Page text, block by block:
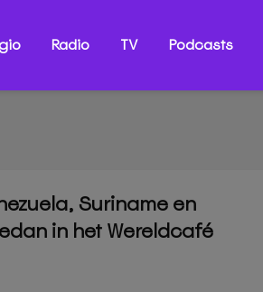
Radio TV Podcasts
Suriname en
in het Wereldcafé